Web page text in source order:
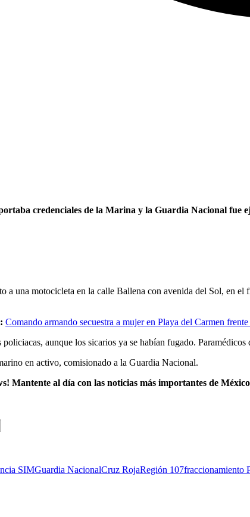
credenciales de la Marina y la Guardia Nacional fue
a una motocicleta en la calle Ballena con avenida del Sol, en
Comando armando secuestra a mujer en Playa del Carmen
aunque los sicarios ya se habían fugado.
en activo, comisionado a la Guardia Nacional.
Mantente al día con las noticias más importantes de
SIMGuardia NacionalCruz RojaRegión 107fraccionamiento